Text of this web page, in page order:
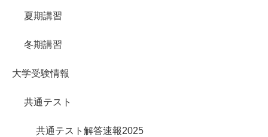
夏期講習
冬期講習
大学受験情報
共通テスト
共通テスト解答速報2025